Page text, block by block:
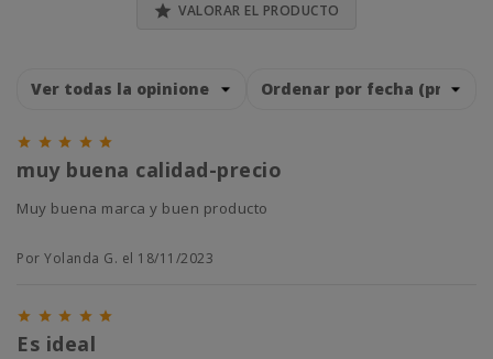
 VALORAR EL PRODUCTO
    
muy buena calidad-precio
Muy buena marca y buen producto
Por Yolanda G. el 18/11/2023
    
Es ideal